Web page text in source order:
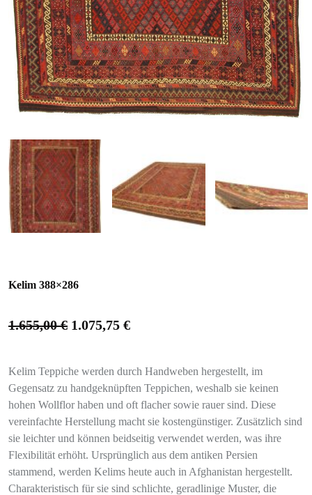
Kelim 388×286
1.655,00€ 1.075,75 €
Kelim Teppiche werden durch Handweben hergestellt, im
Gegensatz zu handgeknüpften Teppichen, weshalb sie keinen
hohen Wollflor haben und oft flacher sowie rauer sind. Diese
vereinfachte Herstellung macht sie kostengünstiger. Zusätzlich sind
sie leichter und können beidseitig verwendet werden, was ihre
Flexibilität erhöht. Ursprünglich aus dem antiken Persien
stammend, werden Kelims heute auch in Afghanistan hergestellt.
Charakteristisch für sie sind schlichte, geradlinige Muster, die